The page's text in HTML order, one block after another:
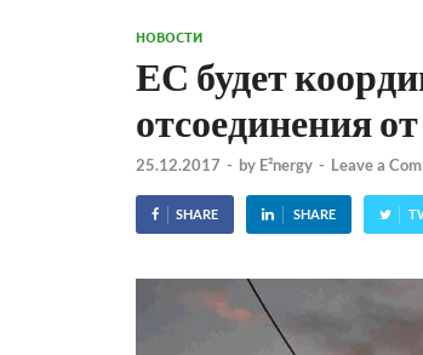
НОВОСТИ
ЕС будет
отсоединения
25.12.2017 - by E²nergy - Leave a
SHARE SHARE